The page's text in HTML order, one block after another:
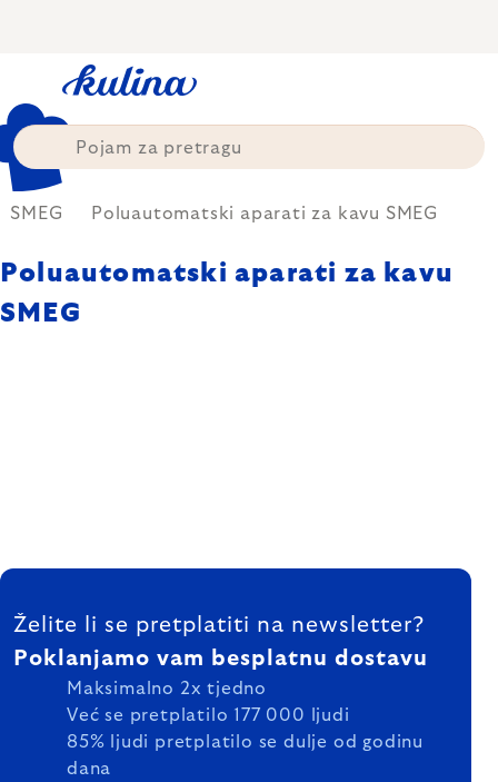
SMEG Poluautomatski aparati za kavu SMEG
Poluautomatski aparati za kavu
SMEG
FOOTER
Želite li se pretplatiti na newsletter?
Poklanjamo vam besplatnu dostavu
Maksimalno 2x tjedno
Već se pretplatilo 177 000 ljudi
85% ljudi pretplatilo se dulje od godinu
dana